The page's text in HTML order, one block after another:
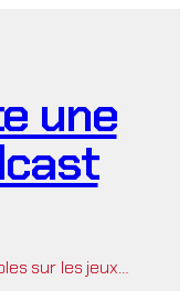
une
sur les jeux…